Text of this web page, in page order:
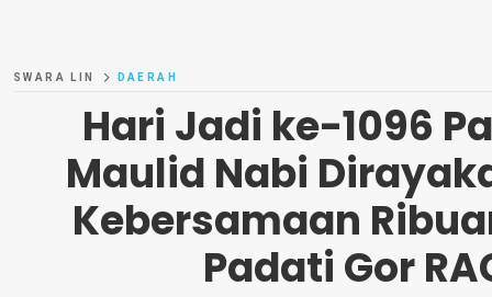
SWARA LIN DAERAH
Hari Jadi ke-1096
Maulid Nabi
Kebersamaan
Padati Gor